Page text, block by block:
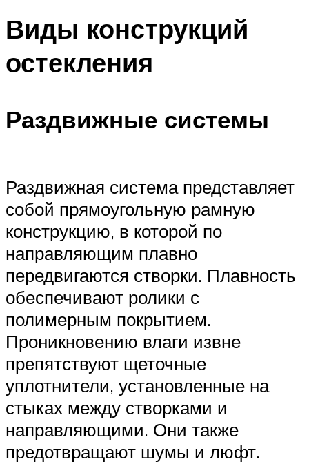
Виды конструкций
остекления
Раздвижные системы
Раздвижная система представляет
собой прямоугольную рамную
конструкцию, в которой по
направляющим плавно
передвигаются створки. Плавность
обеспечивают ролики с
полимерным покрытием.
Проникновению влаги извне
препятствуют щеточные
уплотнители, установленные на
стыках между створками и
направляющими. Они также
предотвращают шумы и люфт.